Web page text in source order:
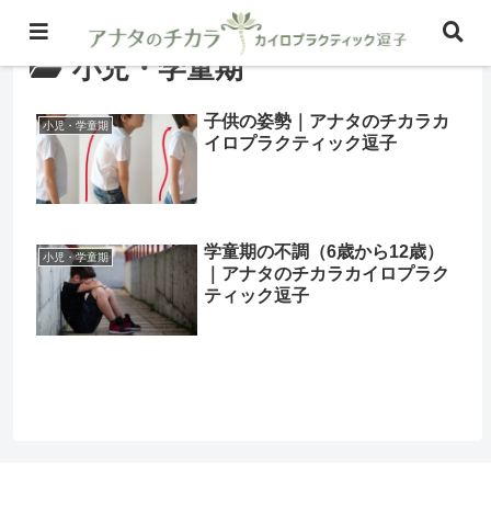
小児・学童期
小児・学童期
子供の姿勢｜アナタのチカラカ
イロプラクティック逗子
小児・学童期
学童期の不調（6歳から12歳）
｜アナタのチカラカイロプラク
ティック逗子